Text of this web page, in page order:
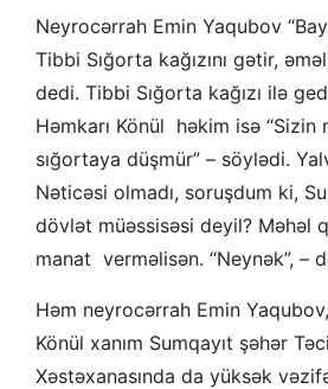
Neyrocərrah Emin Yaqubov
Tibbi Sığorta kağızını gətir,
dedi. Tibbi Sığorta kağızı ilə
Həmkarı Könül həkim isə “Sizin
sığortaya düşmür” – söylədi.
Nəticəsi olmadı, soruşdum ki,
dövlət müəssisəsi deyil? Məhəl
manat verməlisən. “Neynək”, –
Həm neyrocərrah Emin
Könül xanım Sumqayıt şəhər
Xəstəxanasında da yüksək